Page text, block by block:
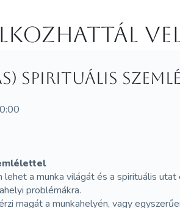
spirituális
lehet a munka világát és a spirituális
problémákra.
magát a munkahelyén, vagy